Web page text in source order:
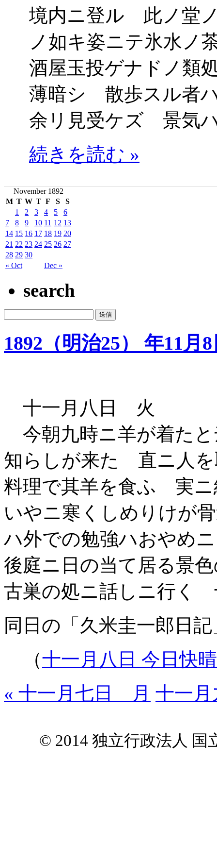
境内ニ登ル 此ノ堂
ノ如キ姿ニテ氷水ノ
酒屋玉投ゲナドノ類
薄暗シ 散歩スル者
余リ見受ケズ 景気
続きを読む »
November 1892
M T W T F S S
« Oct Dec »
1 2 3 4 5
6
7
8 9 10 11 12 13
14 15 16 17 18 19 20
21 22 23 24 25 26 27
28 29 30
search
1892（明治25） 年11月
十一月八日 火
今朝九時ニ羊が着た
知らしが来た 直ニ人
料理で其羊を食ふ 実
いやニ寒くしめりけが
ハ外での勉強ハおやめ
後庭ニ日の当て居る景
古巣の処ニ話しニ行く
同日の「久米圭一郎日
（十一月八日 今日快
« 十一月七日 月 十一
© 2014 独立行政法人 国